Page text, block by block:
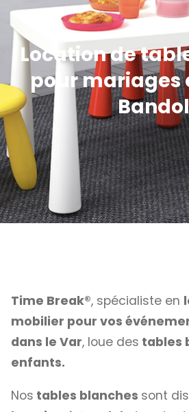
Location de
pour mariages
Bandol
Time Break®, spécialiste en
mobilier pour vos
dans le Var, loue des tables
enfants.
Nos tables blanches sont